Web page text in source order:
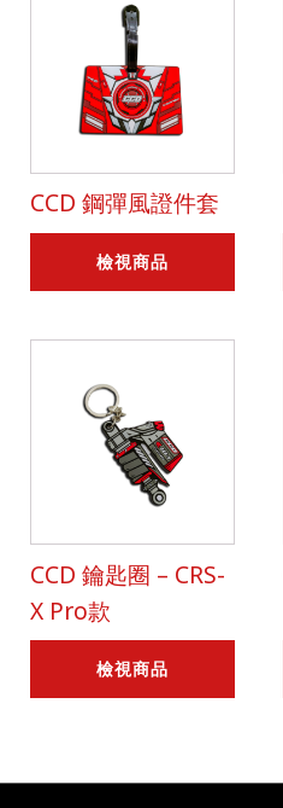
CCD 鋼彈風證件套
檢視商品
CCD 鑰匙圈 – CRS-
X Pro款
檢視商品